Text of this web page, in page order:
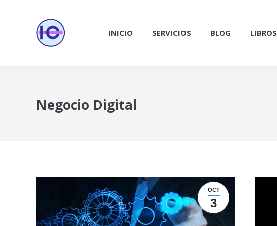
INICIO SERVICIOS BLOG LIBROS
Negocio Digital
OCT
3